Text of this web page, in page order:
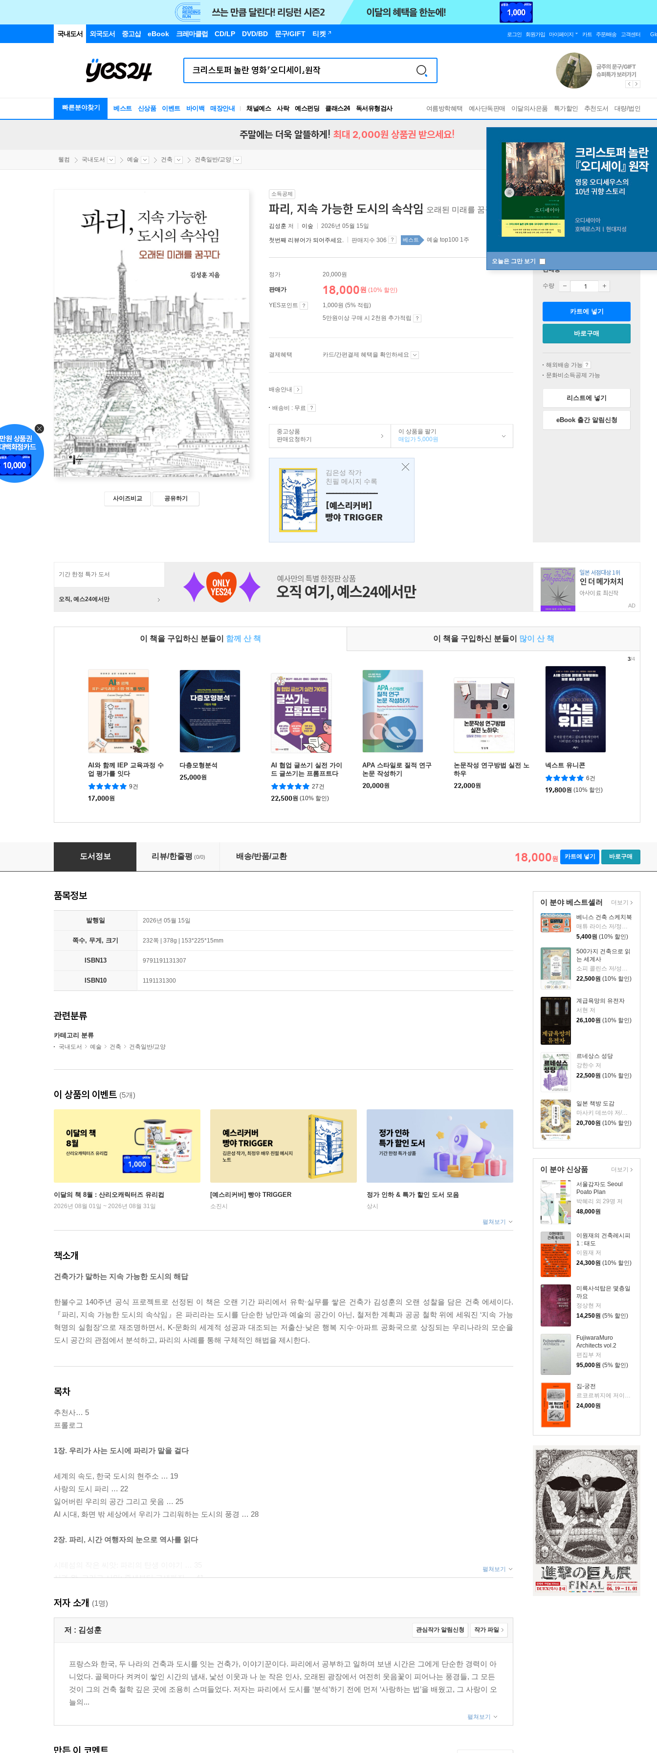
국내도서 외국도서 중고샵 eBook 크레마클럽 CD/LP DVD/BD 문구/GIFT 티켓 로그인 회원가입 마이페이지 카트 주문/배송 고객센터
빠른분야찾기 베스트 신상품 이벤트 바이백 매장안내 채널예스 사락 예스펀딩 클래스24
독서유형검사
RBTI Lab
여름방학혜택 예사단독판매 이달의사은품 특가할인 추천도서 대량/법인
오늘은 그만 보기
주말에는 더욱 알뜰하게! 최대 2,000원 상품권 받으세요!
웰컴 국내도서 예술 건축 건축일반/교양
사이즈비교 공유하기
소득공제
파리, 지속 가능한 도시의 속삭임 오래된 미래를 꿈꾸다
김성훈 저 이숲 2026년 05월 15일
첫번째 리뷰어가 되어주세요. 판매지수 306 베스트 예술 top100 1주
정가 20,000원
판매가 18,000원 (10% 할인)
YES포인트
1,000원 (5% 적립)
5만원이상 구매 시 2천원 추가적립
결제혜택 카드/간편결제 혜택을 확인하세요
배송안내
배송비 : 무료
중고상품
판매요청하기
이 상품을 팔기
매입가 5,000원
김은성 작가
친필 메시지 수록
---------------
[예스리커버]
빵야 TRIGGER
판매중
수량
카트에 넣기
바로구매
해외배송 가능
문화비소득공제 가능
리스트에 넣기
eBook 출간 알림신청
기간 한정 특가 도서
오직, 예스24에서만
AD
이 책을 구입하신 분들이 함께 산 책 이 책을 구입하신 분들이 많이 산 책
AI와 함께 IEP 교육과정 수
업 평가를 잇다
9건
17,000원
다층모형분석
25,000원
AI 협업 글쓰기 실전 가이
드 글쓰기는 프롬프트다
27건
22,500원 (10% 할인)
APA 스타일로 질적 연구
논문 작성하기
20,000원
논문작성 연구방법 실전 노
하우
22,000원
넥스트 유니콘
6건
19,800원 (10% 할인)
3/4
파리, 지속 가능한 도시의 속삭임
도서정보 리뷰/한줄평 (0/0) 배송/반품/교환 18,000원 카트에 넣기 바로구매
이 분야 베스트셀러
베니스 건축 스케치북
매튜 라이스 저/정상희 역
5,400원 (10% 할인)
500가지 건축으로 읽
는 세계사
소피 콜린스 저/성소희 역
22,500원 (10% 할인)
계급욕망의 유전자
서현 저
26,100원 (10% 할인)
르네상스 성당
강한수 저
22,500원 (10% 할인)
일본 책방 도감
마사키 데쓰야 저/백운숙 역
20,700원 (10% 할인)
더보기
이 분야 신상품
서울감자도 Seoul
Poato Plan
박혜리 외 29명 저
48,000원
이원재의 건축레시피
1 : 태도
이원재 저
24,300원 (10% 할인)
미륵사석탑은 몇층일
까요
정상현 저
14,250원 (5% 할인)
FujiwaraMuro
Architects vol.2
편집부 저
95,000원 (5% 할인)
집-궁전
르코르뷔지에 저이관석 역
24,000원
더보기
품목정보
발행일 2026년 05월 15일
쪽수, 무게, 크기 232쪽 | 378g | 153*225*15mm
ISBN13 9791191131307
ISBN10 1191131300
관련분류
카테고리 분류
국내도서 예술 건축 건축일반/교양
이 상품의 이벤트 (5개)
이달의 책 8월 : 산리오캐릭터즈 유리컵
2026년 08월 01일 ~ 2026년 08월 31일
[예스리커버] 빵야 TRIGGER
소진시
정가 인하 & 특가 할인 도서 모음
상시
펼쳐보기
책소개
건축가가 말하는 지속 가능한 도시의 해답
한불수교 140주년 공식 프로젝트로 선정된 이 책은 오랜 기간 파리에서 유학·실무를 쌓은 건축가 김성훈의 오랜 성찰을 담은 건축 에세이다.
『파리, 지속 가능한 도시의 속삭임』은 파리라는 도시를 단순한 낭만과 예술의 공간이 아닌, 철저한 계획과 공공 철학 위에 세워진 ‘지속 가능
혁명의 실험장’으로 재조명하면서, K-문화의 세계적 성공과 대조되는 저출산·낮은 행복 지수·아파트 공화국으로 상징되는 우리나라의 모순을
도시 공간의 관점에서 분석하고, 파리의 사례를 통해 구체적인 해법을 제시한다.
목차
추천사… 5
프롤로그
1장. 우리가 사는 도시에 파리가 말을 걸다
세계의 속도, 한국 도시의 현주소 … 19
사랑의 도시 파리 … 22
잃어버린 우리의 공간 그리고 웃음 … 25
AI 시대, 화면 밖 세상에서 우리가 그리워하는 도시의 풍경 … 28
2장. 파리, 시간 여행자의 눈으로 역사를 읽다
신과 왕, 그리고 시민: 중세부터 근세까지 … 41
대화와 커피가 빚은 파리의 영혼: 살롱과 카페 문화 … 51
파리의 거리마다 펼쳐진 작은 무대: 카페 테라스의 매력과 역사 … 56
산업혁명의 심장: 파리, 새로운 시대를 열다 … 61
파리를 다시 그린 남자: 오스만 남작의 파격적인 실험 … 66
잿더미에서 희망을: 전쟁 후 파리의 눈물과 부활 … 72
현대 건축의 거장, 파리에 질문을 던지다 ①: 르 코르뷔지에와 도미노 이론 … 76
펼쳐보기
저자 소개 (1명)
저 : 김성훈 관심작가 알림신청 작가 파일
프랑스와 한국, 두 나라의 건축과 도시를 잇는 건축가, 이야기꾼이다. 파리에서 공부하고 일하며 보낸 시간은 그에게 단순한 경력이 아
니었다. 골목마다 켜켜이 쌓인 시간의 냄새, 낯선 이웃과 나 눈 작은 인사, 오래된 광장에서 여전히 웃음꽃이 피어나는 풍경들, 그 모든
것이 그의 건축 철학 깊은 곳에 조용히 스며들었다. 저자는 파리에서 도시를 ‘분석’하기 전에 먼저 ‘사랑하는 법’을 배웠고, 그 사랑이 오
늘의...
펼쳐보기
만든 이 코멘트